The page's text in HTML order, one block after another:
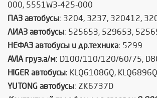
000, 5551W3-425-000
ПАЗ автобусы: 3204, 3237, 320412,
ЛИАЗ автобусы: 525653, 529653,
НЕФАЗ автобусы и др.техника: 5299
AVIA груз.а/м: D100/110/120/60/75,
HIGER автобусы: KLQ6108GQ,
YUTONG автобусы: ZK6737D